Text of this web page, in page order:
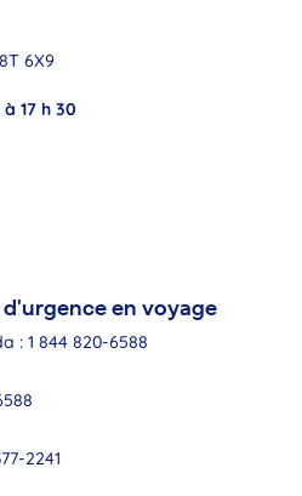
6X9
17 h 30
en voyage
: 1 844 820-6588
2241